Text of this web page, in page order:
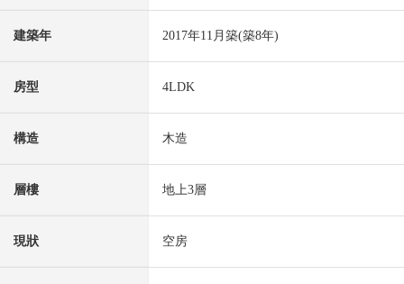
建築年 2017年11月築(築8年)
房型 4LDK
構造 木造
層樓 地上3層
現狀 空房